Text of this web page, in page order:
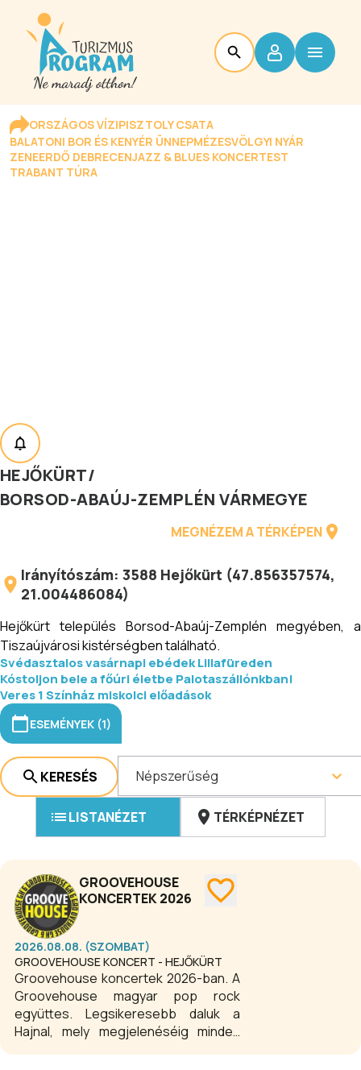
ORSZÁGOS VÍZIPISZTOLY CSATA
BALATONI BOR ÉS KENYÉR ÜNNEPMÉZESVÖLGYI NYÁR
ZENEERDŐ DEBRECENJAZZ & BLUES KONCERTEST
TRABANT TÚRA
HEJŐKÜRT/
BORSOD-ABAÚJ-ZEMPLÉN VÁRMEGYE
MEGNÉZEM A TÉRKÉPEN
Irányítószám:3588 Hejőkürt (47.856357574,
21.004486084)
Hejőkürt település Borsod-Abaúj-Zemplén megyében, a
Tiszaújvárosi kistérségben található.
Svédasztalos vasárnapi ebédek Lillafüreden
Kóstoljon bele a főúri életbe Palotaszállónkban!
Veres 1 Színház miskolci előadások
ESEMÉNYEK (1)
KERESÉS Népszerűség
LISTANÉZET TÉRKÉPNÉZET
GROOVEHOUSE
KONCERTEK 2026
2026.08.08. (SZOMBAT)
GROOVEHOUSE KONCERT - HEJŐKÜRT
Groovehouse koncertek 2026-ban. A
Groovehouse magyar pop rock
együttes. Legsikeresebb daluk a
Hajnal, mely megjelenéséig minden